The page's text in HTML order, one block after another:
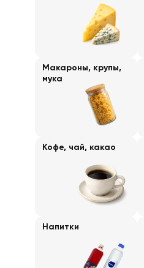
Макароны, крупы,
мука
Кофе, чай, какао
Напитки